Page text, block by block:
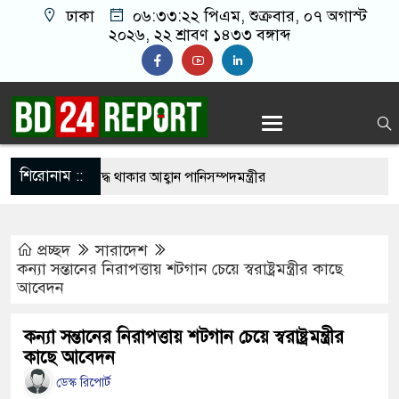
ঢাকা ০৬:৩৩:২৩ পিএম, শুক্রবার, ০৭ অগাস্ট
২০২৬, ২২ শ্রাবণ ১৪৩৩ বঙ্গাব্দ
শিরোনাম ::
সবাইকে ঐক্যবদ্ধ থাকার আহ্বান পানিসম্পদমন্ত্রীর
ব্যবহার করতে চায় ভারত: রাশেদ প্রধান
ক্যাসিনো মাস্টারমাইন্ড ওয়াসিম হালদার গ্রেপ্তার
‘জঙ্গিবাদের ন্যারেটিভ’ পুরনো রাজনীতি : পররাষ্ট্র
প্রচ্ছদ
সারাদেশ
কন্যা সন্তানের নিরাপত্তায় শটগান চেয়ে স্বরাষ্ট্রমন্ত্রীর কাছে
আবেদন
কন্যা সন্তানের নিরাপত্তায় শটগান চেয়ে স্বরাষ্ট্রমন্ত্রীর
কাছে আবেদন
ডেস্ক রিপোর্ট